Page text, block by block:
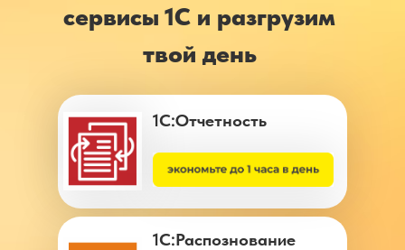
1С:Отчетность
1С:Распознование
сервисы 1С и разгрузим
твой день